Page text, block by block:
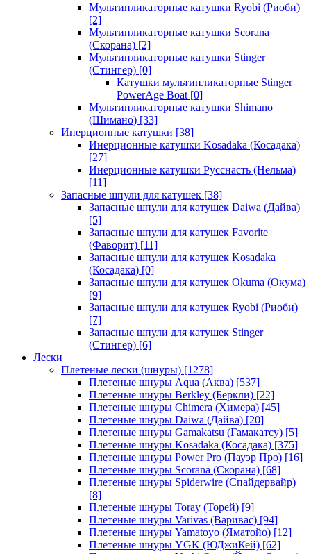
Мультипликаторные катушки Ryobi (Риоби)
[2]
Мультипликаторные катушки Scorana
(Скорана) [2]
Мультипликаторные катушки Stinger
(Стингер) [0]
Катушки мультипликаторные Stinger
PowerAge Boat [0]
Мультипликаторные катушки Shimano
(Шимано) [33]
Инерционные катушки [38]
Инерционные катушки Kosadaka (Косадака)
[27]
Инерционные катушки Русснасть (Нельма)
[11]
Запасные шпули для катушек [38]
Запасные шпули для катушек Daiwa (Дайва)
[5]
Запасные шпули для катушек Favorite
(Фаворит) [11]
Запасные шпули для катушек Kosadaka
(Косадака) [0]
Запасные шпули для катушек Okuma (Окума)
[9]
Запасные шпули для катушек Ryobi (Риоби)
[7]
Запасные шпули для катушек Stinger
(Стингер) [6]
Лески
Плетеные лески (шнуры) [1278]
Плетеные шнуры Aqua (Аква) [537]
Плетеные шнуры Berkley (Беркли) [22]
Плетеные шнуры Chimera (Химера) [45]
Плетеные шнуры Daiwa (Дайва) [20]
Плетеные шнуры Gamakatsu (Гамакатсу) [5]
Плетеные шнуры Kosadaka (Косадака) [375]
Плетеные шнуры Power Pro (Пауэр Про) [16]
Плетеные шнуры Scorana (Скорана) [68]
Плетеные шнуры Spiderwire (Спайдервайр)
[8]
Плетеные шнуры Toray (Торей) [9]
Плетеные шнуры Varivas (Варивас) [94]
Плетеные шнуры Yamatoyo (Яматойо) [12]
Плетеные шнуры YGK (ЮДжиКей) [62]